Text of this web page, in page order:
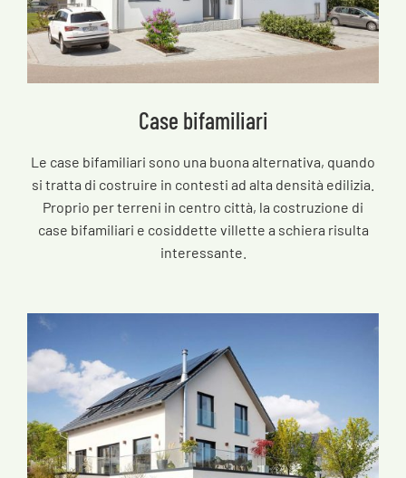
Case bifamiliari
Le case bifamiliari sono una buona alternativa, quando
si tratta di costruire in contesti ad alta densità edilizia.
Proprio per terreni in centro città, la costruzione di
case bifamiliari e cosiddette villette a schiera risulta
interessante.